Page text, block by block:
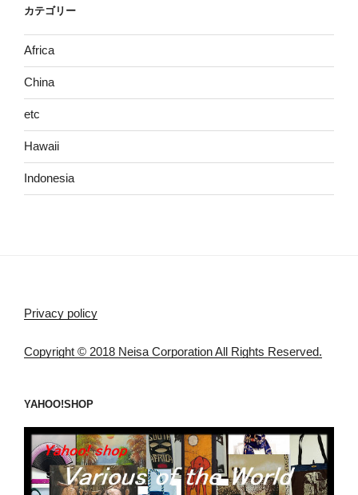
カテゴリー
Africa
China
etc
Hawaii
Indonesia
Privacy policy
Copyright © 2018 Neisa Corporation All Rights Reserved.
YAHOO!SHOP